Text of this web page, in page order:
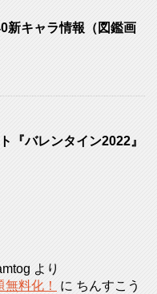
新キャラ情報（図鑑画
『バレンタイン2022』
より
料化！
に ちんすこう